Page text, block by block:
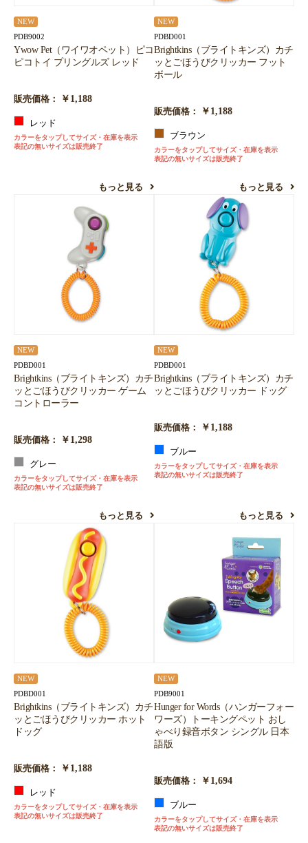
NEW
PDB9002
Ywow Pet（ワイワオペット）ピコ
ピコトイ プリングルズ レッド
販売価格： ￥1,188
レッド
カラーをタップしてサイズ・在庫を表示
表記の無いサイズは販売終了
もっと見る
NEW
PDBD001
Brightkins（ブライトキンズ）カチ
ッとごほうびクリッカー フット
ボール
販売価格： ￥1,188
ブラウン
カラーをタップしてサイズ・在庫を表示
表記の無いサイズは販売終了
もっと見る
NEW
PDBD001
Brightkins（ブライトキンズ）カチ
ッとごほうびクリッカー ゲーム
コントローラー
販売価格： ￥1,298
グレー
カラーをタップしてサイズ・在庫を表示
表記の無いサイズは販売終了
もっと見る
NEW
PDBD001
Brightkins（ブライトキンズ）カチ
ッとごほうびクリッカー ドッグ
販売価格： ￥1,188
ブルー
カラーをタップしてサイズ・在庫を表示
表記の無いサイズは販売終了
もっと見る
NEW
PDBD001
Brightkins（ブライトキンズ）カチ
ッとごほうびクリッカー ホット
ドッグ
販売価格： ￥1,188
レッド
カラーをタップしてサイズ・在庫を表示
表記の無いサイズは販売終了
NEW
PDB9001
Hunger for Words（ハンガーフォー
ワーズ）トーキングペット おし
ゃべり録音ボタン シングル 日本
語版
販売価格： ￥1,694
ブルー
カラーをタップしてサイズ・在庫を表示
表記の無いサイズは販売終了